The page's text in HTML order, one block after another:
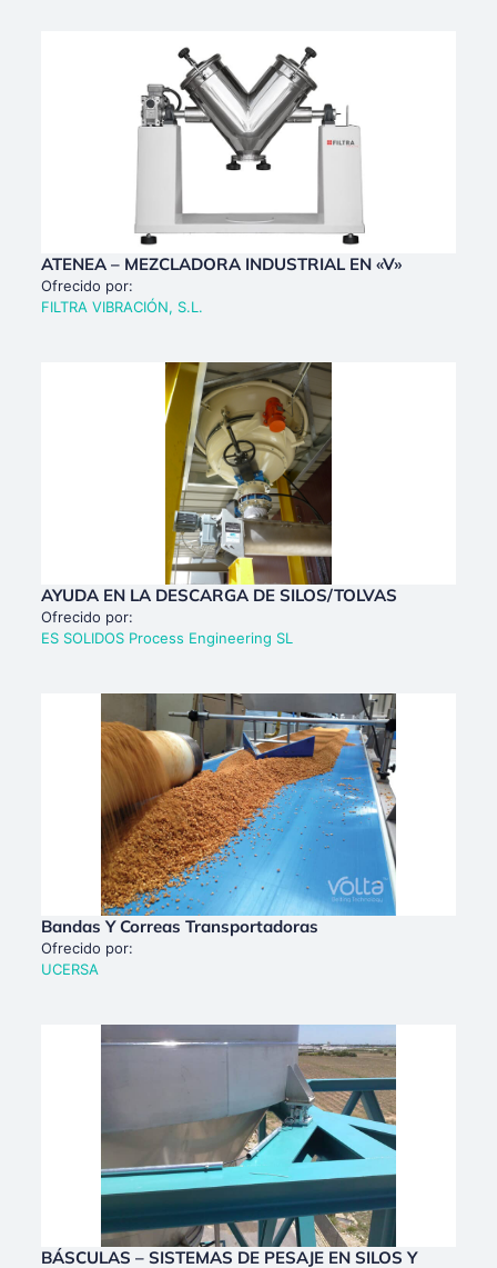
ATENEA – MEZCLADORA INDUSTRIAL EN «V»
Ofrecido por:
FILTRA VIBRACIÓN, S.L.
AYUDA EN LA DESCARGA DE SILOS/TOLVAS
Ofrecido por:
ES SOLIDOS Process Engineering SL
Bandas Y Correas Transportadoras
Ofrecido por:
UCERSA
BÁSCULAS – SISTEMAS DE PESAJE EN SILOS Y